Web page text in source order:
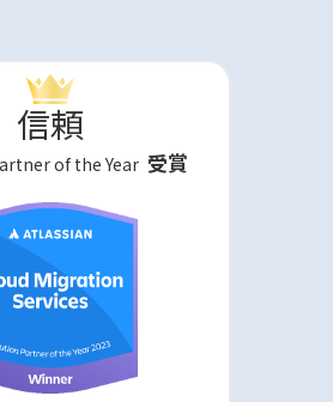
信頼
of the Year 受賞